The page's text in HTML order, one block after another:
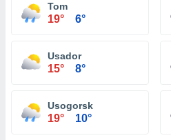
Tom
19° 6°
Usador
15° 8°
Usogorsk
19° 10°